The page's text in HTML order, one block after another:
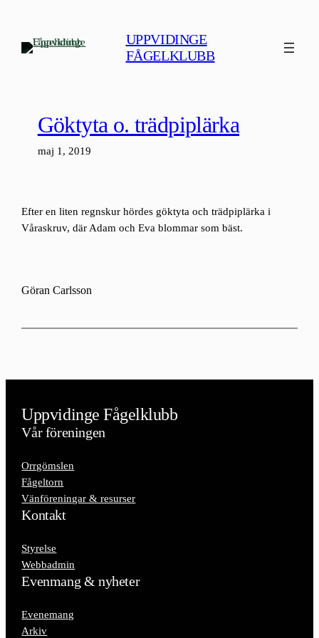
innehåll
UPPVIDINGE
FÅGELKLUBB
Göktyta o. trädpiplärka
maj 1, 2019
Efter en liten regnskur hördes göktyta och trädpiplärka i
Våraskruv, där Adam och Eva blommar som bäst.
Göran Carlsson
Uppvidinge Fågelklubb
Vår föreningen
Orrgömslen
Fågeltorn
Vänföreningar & resurser
Kontakt
Styrelse
Webbadmin
Evenmang & nyheter
Evenemang
Arkiv